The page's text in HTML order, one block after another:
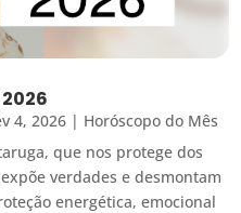
4, 2026 | Horóscopo do Mês
que nos protege dos
verdades e desmontam
energética, emocional